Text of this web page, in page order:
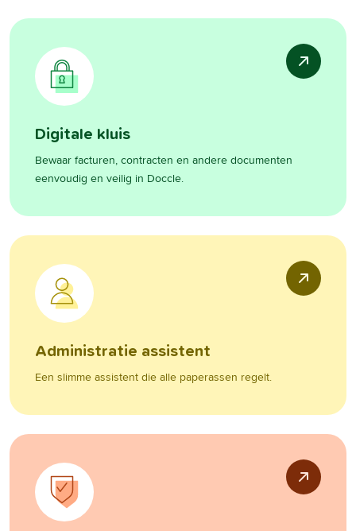
Digitale kluis
Bewaar facturen, contracten en andere documenten
eenvoudig en veilig in Doccle.
Administratie assistent
Een slimme assistent die alle paperassen regelt.